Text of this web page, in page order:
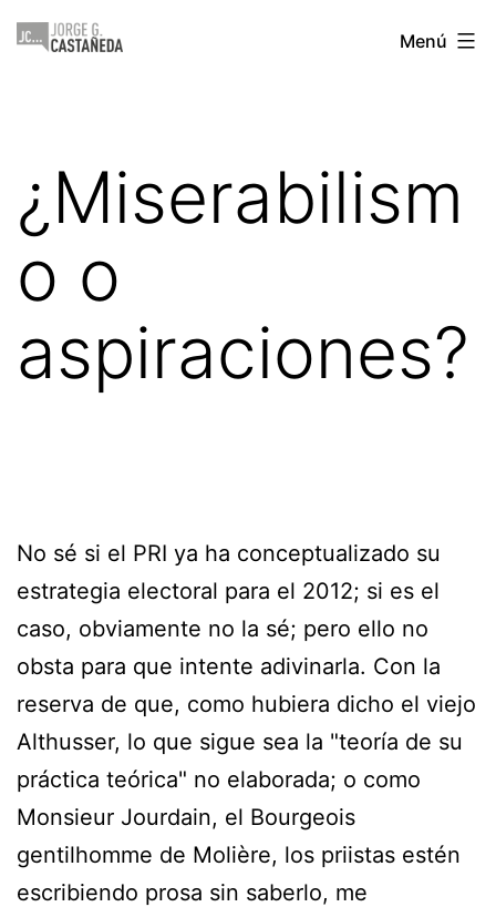
Saltar
Jorge
Menú
¿Miserabilism
o o
aspiraciones?
No sé si el PRI ya ha conceptualizado su
estrategia electoral para el 2012; si es el
caso, obviamente no la sé; pero ello no
obsta para que intente adivinarla. Con la
reserva de que, como hubiera dicho el viejo
Althusser, lo que sigue sea la "teoría de su
práctica teórica" no elaborada; o como
Monsieur Jourdain, el Bourgeois
gentilhomme de Molière, los priistas estén
escribiendo prosa sin saberlo, me